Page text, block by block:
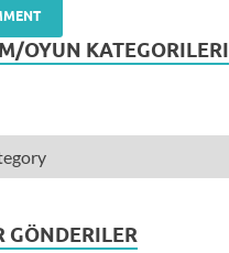
OYUN KATEGORILERI
GÖNDERILER